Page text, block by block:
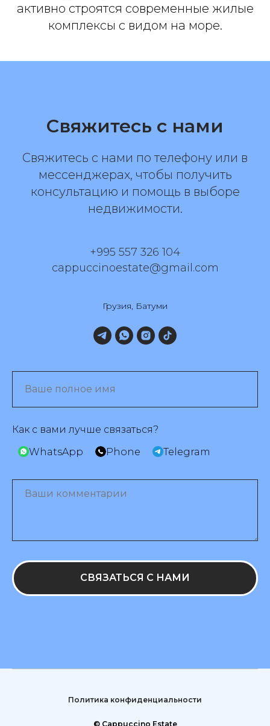
активно строятся современные жилые
комплексы с видом на море.
Свяжитесь с нами
Свяжитесь с нами по телефону или в
мессенджерах, чтобы получить
консультацию и помощь в выборе
недвижимости.
+995 557 326 104
cappuccinoestate@gmail.com
Грузия, Батуми
Как с вами лучше связаться?
WhatsApp
Phone Telegram
СВЯЗАТЬСЯ С НАМИ
Политика конфиденциальности
© Cappuccino Estate